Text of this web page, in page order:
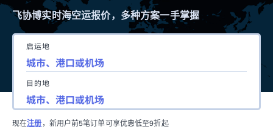
飞协博实时海空运报价，多种方案一手掌握
启运地
目的地
现在注册 ，新用户前5笔订单可享优惠低至9折起